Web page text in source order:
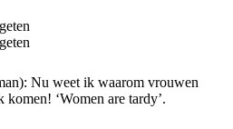
Nu weet ik waarom vrouwen
‘Women are tardy’.